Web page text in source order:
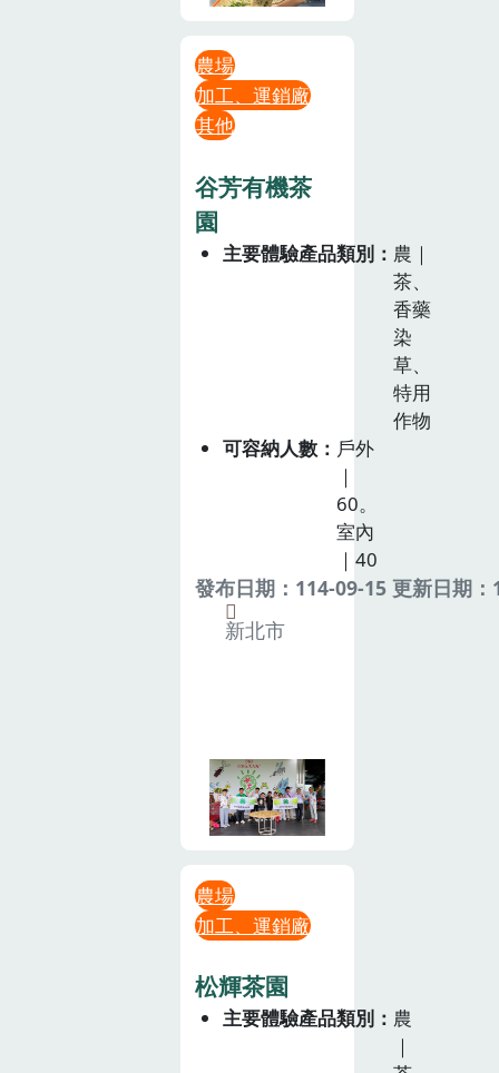
農場
加工、運銷廠
其他
谷芳有機茶
園
主要體驗產品類別
農｜
茶、
香藥
染
草、
特用
作物
可容納人數
戶外
｜
60。
室內
｜40
發布日期：114-09-15 更新日期
新北市
農場
加工、運銷廠
松輝茶園
主要體驗產品類別
農
｜